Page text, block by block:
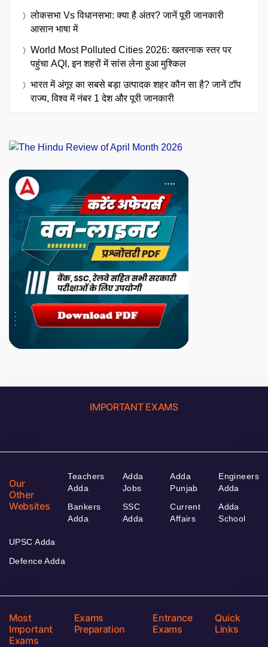
लोकसभा Vs विधानसभा: क्या है अंतर? जानें पूरी जानकारी
आसान भाषा में
World Most Polluted Cities 2026: खतरनाक स्तर पर
पहुंचा AQI, इन शहरों में सांस लेना हुआ मुश्किल
भारत में अंगूर का सबसे बड़ा उत्पादक शहर कौन सा है? जानें टॉप
राज्य, विश्व में नंबर 1 देश और पूरी जानकारी
IMPORTANT EXAMS
Our
Other
Websites
Teachers
Adda
Bankers
Adda
Adda
Jobs
SSC
Adda
Adda
Punjab
Current
Affairs
Engineers
Adda
Adda
School
UPSC Adda
Defence Adda
Most
Important
Exams
Exams
Preparation
Entrance
Exams
Quick
Links